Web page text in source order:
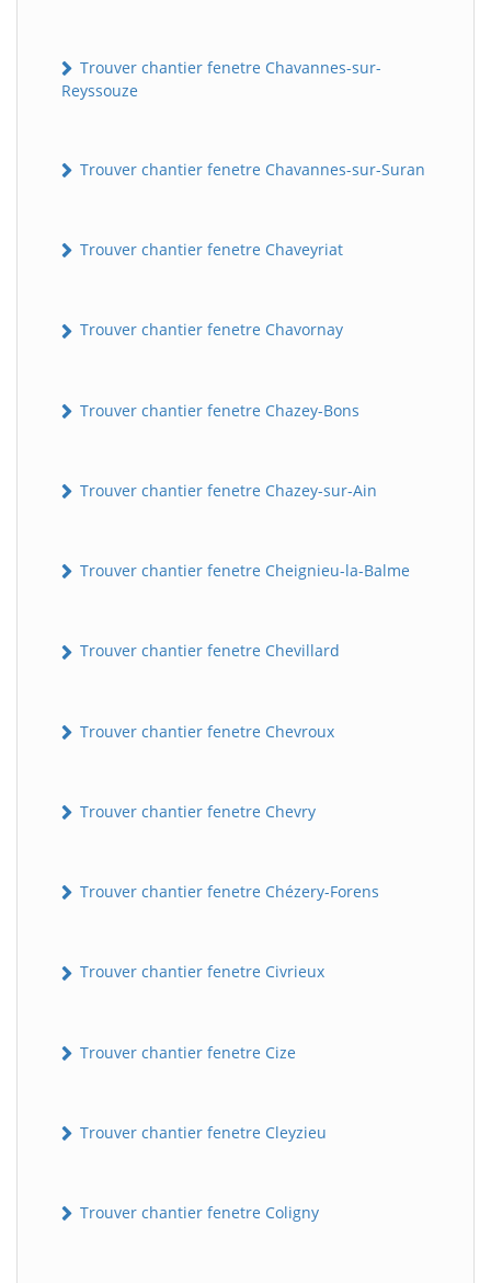
Trouver chantier fenetre Chavannes-sur-
Reyssouze
Trouver chantier fenetre Chavannes-sur-Suran
Trouver chantier fenetre Chaveyriat
Trouver chantier fenetre Chavornay
Trouver chantier fenetre Chazey-Bons
Trouver chantier fenetre Chazey-sur-Ain
Trouver chantier fenetre Cheignieu-la-Balme
Trouver chantier fenetre Chevillard
Trouver chantier fenetre Chevroux
Trouver chantier fenetre Chevry
Trouver chantier fenetre Chézery-Forens
Trouver chantier fenetre Civrieux
Trouver chantier fenetre Cize
Trouver chantier fenetre Cleyzieu
Trouver chantier fenetre Coligny